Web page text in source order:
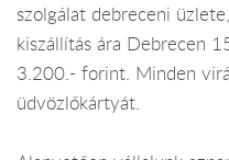
szolgálat debreceni
kiszállítás ára Debrecen
3.200.- forint. Minden
üdvözlőkártyát.